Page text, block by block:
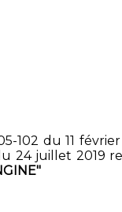
102 du 11
24 juillet 2019